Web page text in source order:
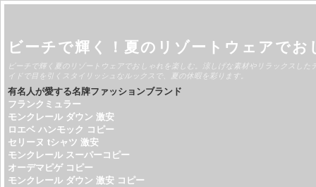
ビーチで輝く！夏のリゾートウェアでお
ビーチで輝く夏のリゾートウェアでおしゃれを楽しむ。涼しげな素材やリラックスし
イドで目を引くスタイリッシュなルックスで、夏の休暇を彩ります。
有名人が愛する名牌ファッションブランド
フランクミュラー
モンクレール ダウン 激安
ロエベ ハンモック コピー
セリーヌ tシャツ 激安
モンクレール スーパーコピー
オーデマピゲ コピー
モンクレール ダウン 激安 コピー